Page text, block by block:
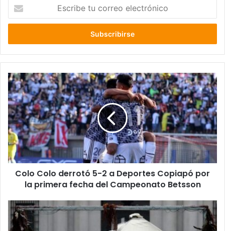
correo
Colo
Colo
derrotó
5-
2
a
Deportes
Copiapó
por
primera
del
Campeonato
Betsson
Colo Colo derrotó 5-2 a Deportes Copiapó por
la primera fecha del Campeonato Betsson
Estefanía
González
(Greenpeace):